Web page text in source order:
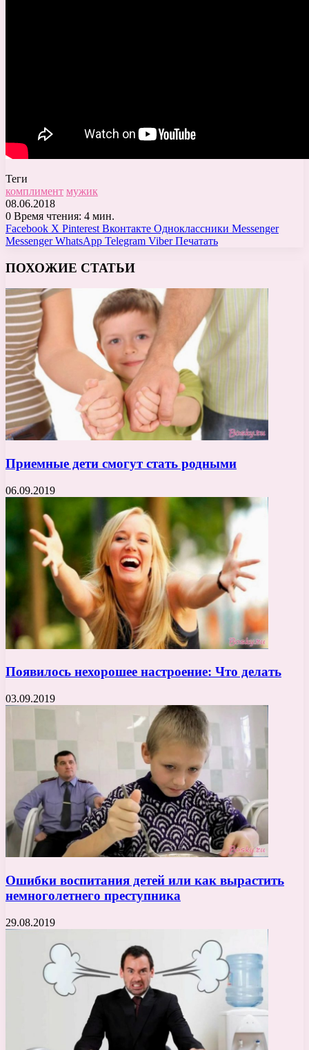
Теги
комплимент мужик
08.06.2018
0 Время чтения: 4 мин.
Facebook X Pinterest Вконтакте Одноклассники Messenger
Messenger WhatsApp Telegram Viber Печатать
ПОХОЖИЕ СТАТЬИ
Приемные дети смогут стать родными
06.09.2019
Появилось нехорошее настроение: Что делать
03.09.2019
Ошибки воспитания детей или как вырастить
немноголетнего преступника
29.08.2019